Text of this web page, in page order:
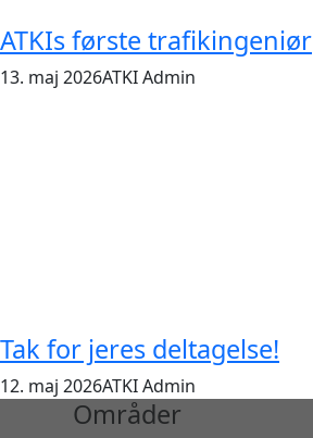
ATKIs første trafikingeniør
13. maj 2026ATKI Admin
Tak for jeres deltagelse!
12. maj 2026ATKI Admin
Områder